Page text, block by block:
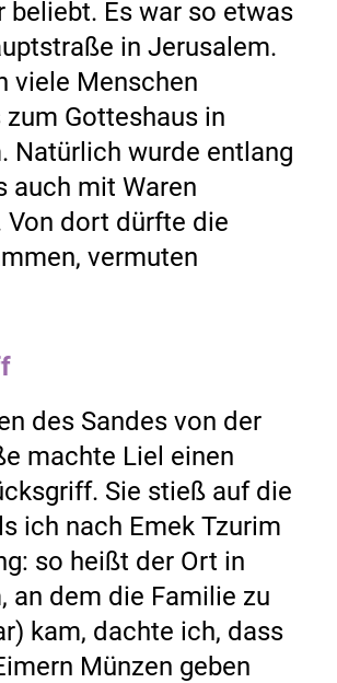
beliebt. Es war so etwas
in Jerusalem.
viele Menschen
Gotteshaus in
Natürlich wurde entlang
auch mit Waren
Von dort dürfte die
vermuten
des Sandes von der
machte Liel einen
Sie stieß auf die
ich nach Emek Tzurim
so heißt der Ort in
an dem die Familie zu
kam, dachte ich, dass
Münzen geben